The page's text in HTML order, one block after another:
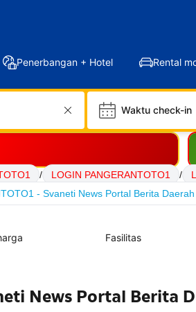
Penerbangan + Hotel Rental
Waktu check-in
/ LOGIN PANGERANTOTO1 /
- Svaneti News Portal Berita
Fasilitas
News Portal Berita